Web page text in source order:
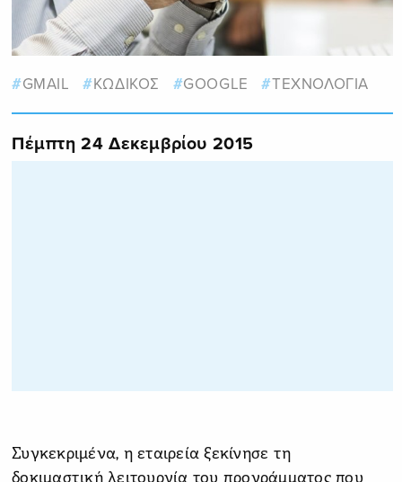
GMAIL ΚΩΔΙΚΟΣ GOOGLE ΤΕΧΝΟΛΟΓΙΑ
Πέμπτη 24 Δεκεμβρίου 2015
Συγκεκριμένα, η εταιρεία ξεκίνησε τη